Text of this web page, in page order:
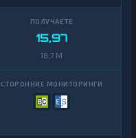
15,97
18,7 M